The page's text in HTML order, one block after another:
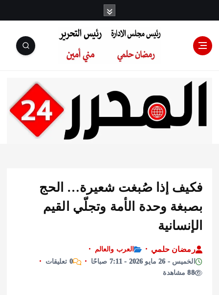
رئيس مجلس
الإدارة: رمضان
التحرير:مني أمين
إذا صُبغت شعيرة… الحج
وحدة الأمة وتجلّي القيم
حلمي
العرب والعالم
2026 - 7:11 صباحًا
0 تعليقات